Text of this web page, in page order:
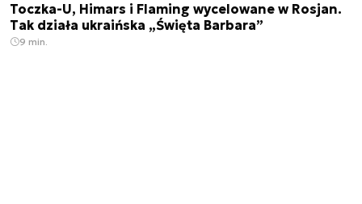
Toczka-U, Himars i Flaming wycelowane w Rosjan.
Tak działa ukraińska „Święta Barbara”
9 min.